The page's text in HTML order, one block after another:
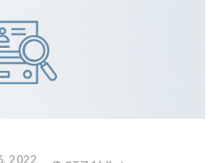
2022